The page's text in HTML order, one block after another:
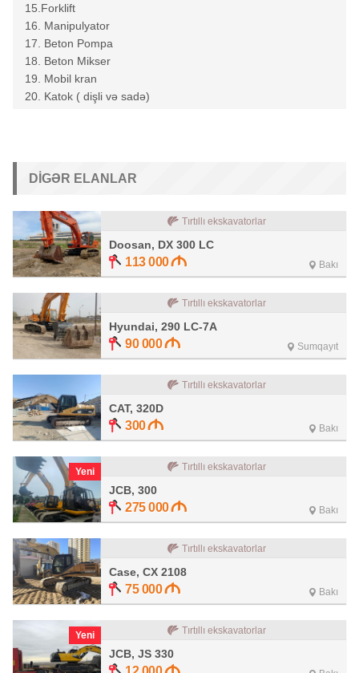
15.Forklift
16. Manipulyator
17. Beton Pompa
18. Beton Mikser
19. Mobil kran
20. Katok ( dişli və sadə)
DIGƏR ELANLAR
Tırtıllı ekskavatorlar
Doosan, DX 300 LC
113 000 Bakı
Tırtıllı ekskavatorlar
Hyundai, 290 LC-7A
90 000 Sumqayıt
Tırtıllı ekskavatorlar
CAT, 320D
300 Bakı
Yeni Tırtıllı ekskavatorlar
JCB, 300
275 000 Bakı
Tırtıllı ekskavatorlar
Case, CX 2108
75 000 Bakı
Yeni Tırtıllı ekskavatorlar
JCB, JS 330